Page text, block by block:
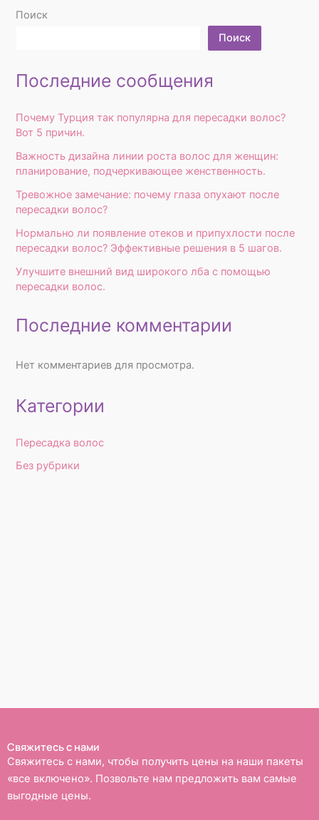
Поиск
Поиск
Последние сообщения
Почему Турция так популярна для пересадки волос?
Вот 5 причин.
Важность дизайна линии роста волос для женщин:
планирование, подчеркивающее женственность.
Тревожное замечание: почему глаза опухают после
пересадки волос?
Нормально ли появление отеков и припухлости после
пересадки волос? Эффективные решения в 5 шагов.
Улучшите внешний вид широкого лба с помощью
пересадки волос.
Последние комментарии
Нет комментариев для просмотра.
Категории
Пересадка волос
Без рубрики
Свяжитесь с нами
Свяжитесь с нами, чтобы получить цены на наши пакеты
«все включено». Позвольте нам предложить вам самые
выгодные цены.